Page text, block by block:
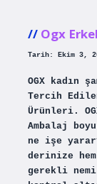
Ogx
Tarih: Ekim 3,
OGX kadın
Tercih
Ürünleri.
Ambalaj
ne işe
derinize
gerekli nemi